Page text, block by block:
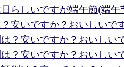
らしいですが端午節(端午
安いですか？おいしいで
？安いですか？おいしい
？安いですか？おいしい